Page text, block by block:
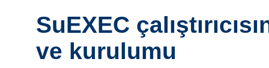
SuEXEC
ve kurulumu